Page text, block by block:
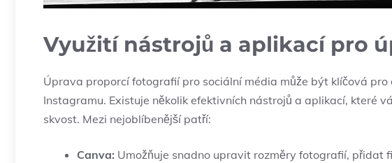
Využití ‍nástrojů a aplikací ⁢pro‍
Úprava proporcí⁤ fotografií ⁣pro ⁢sociální⁣ média ⁣může být⁤ klíčová
⁢Instagramu. Existuje několik ⁣efektivních nástrojů a aplikací, ​které
skvost. ⁣Mezi ‍nejoblíbenější patří:
Canva: Umožňuje ⁤snadno ⁢upravit rozměry fotografií,